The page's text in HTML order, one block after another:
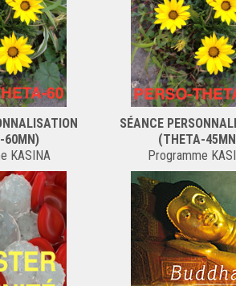
60MN)
KASINA
SÉANCE
(THETA-
Programme